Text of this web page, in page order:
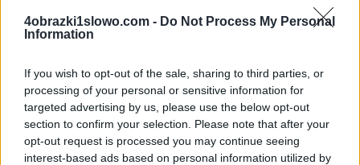
4obrazki1slowo.com - Do Not Process My Personal
Information
If you wish to opt-out of the sale, sharing to third parties, or
processing of your personal or sensitive information for
targeted advertising by us, please use the below opt-out
section to confirm your selection. Please note that after your
opt-out request is processed you may continue seeing
interest-based ads based on personal information utilized by
h+f+e+v+s+d+ słów popularnej gry na iOS i Androida
odpowiedzi w grze mogą być w innej kolejności, więc
sprawdź poprzednią stronę, jeśli odpowiedź poniżej
nie odpowiada pytaniu na twoim poziomie.
Znaleźliśmy 0 łamigłówek.